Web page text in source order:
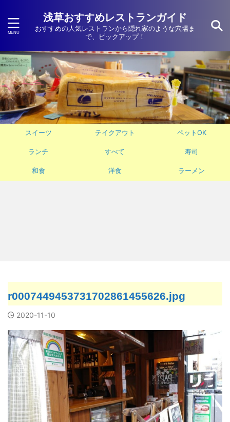
浅草おすすめレストランガイド
おすすめの人気レストランから隠れ家のような穴場ま
で、ピックアップ！
スイーツ テイクアウト ペットOK
ランチ すべて 寿司
和食 洋食 ラーメン
r0007449453731702861455626.jpg
2020-11-10